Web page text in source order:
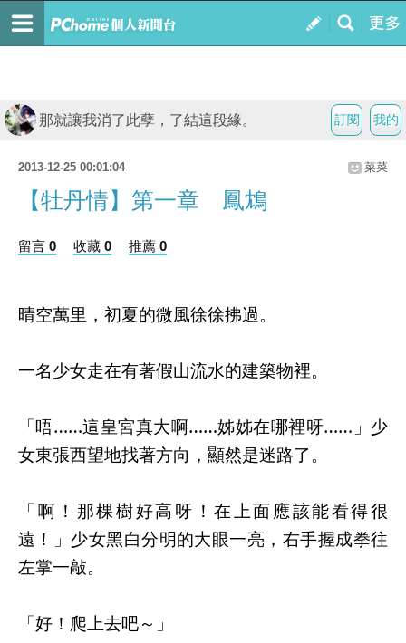
我的
訂閱
那就讓我消了此孽，了結這段緣。
2013-12-25 00:01:04 菜菜
【牡丹情】第一章 鳳鴆
留言 0 收藏 0 推薦 0
晴空萬里，初夏的微風徐徐拂過。
一名少女走在有著假山流水的建築物裡。
「唔……這皇宮真大啊……姊姊在哪裡呀……」少
女東張西望地找著方向，顯然是迷路了。
「啊！那棵樹好高呀！在上面應該能看得很
遠！」少女黑白分明的大眼一亮，右手握成拳往
左掌一敲。
「好！爬上去吧～」